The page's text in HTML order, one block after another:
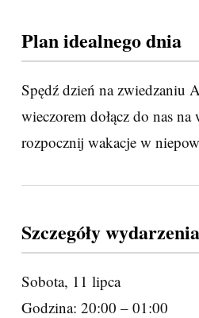
Plan idealnego dnia
Spędź dzień na zwiedzaniu
wieczorem dołącz do nas
rozpocznij wakacje w
Szczegóły wydarzenia
Sobota, 11 lipca
Godzina: 20:00 – 01:00